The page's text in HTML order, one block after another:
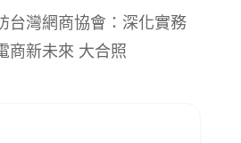
台灣網商協會：深化實務
商新未來 大合照